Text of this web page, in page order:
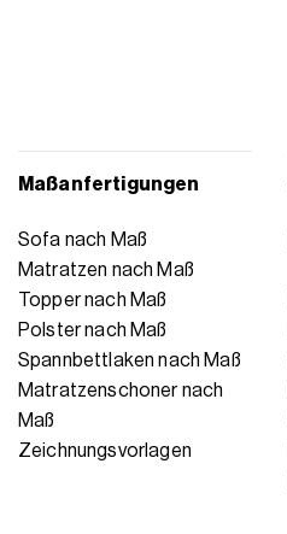
Maßanfertigungen
Sofa nach Maß
Matratzen nach Maß
Topper nach Maß
Polster nach Maß
Spannbettlaken nach Maß
Matratzenschoner nach
Maß
Zeichnungsvorlagen